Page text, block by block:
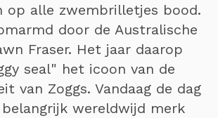
op alle zwembrilletjes bood.
door de Australische
Fraser. Het jaar daarop
seal" het icoon van de
van Zoggs. Vandaag de dag
belangrijk wereldwijd merk